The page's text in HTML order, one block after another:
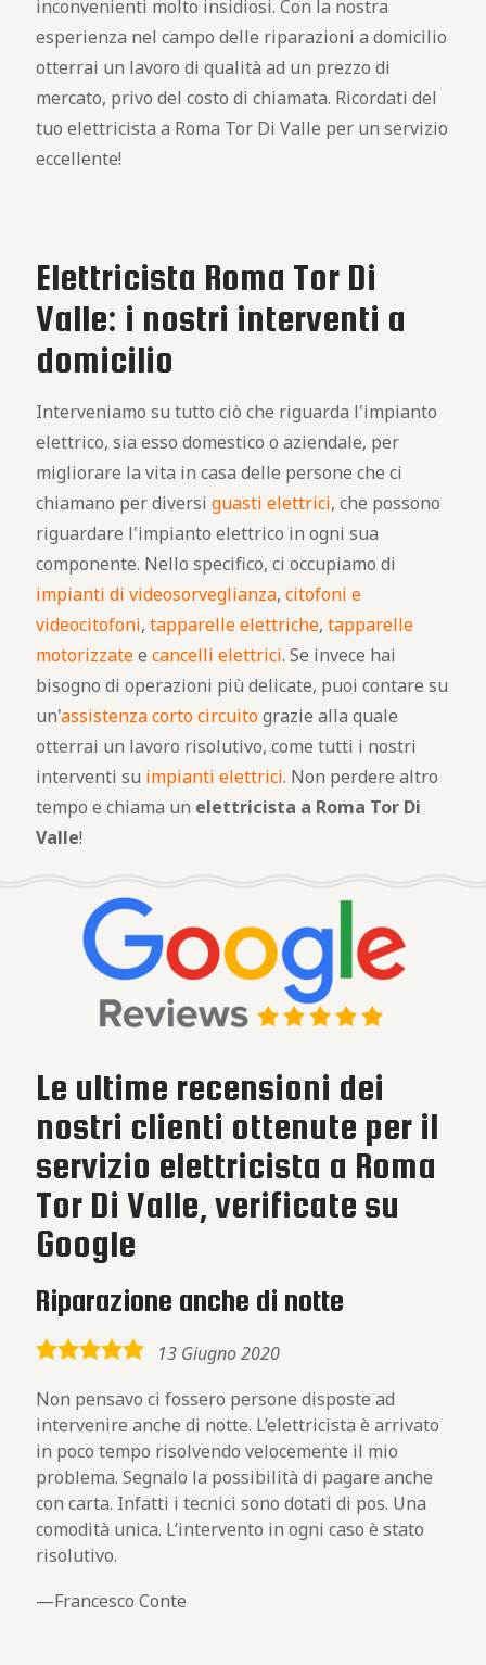
inconvenienti molto insidiosi. Con la nostra
esperienza nel campo delle riparazioni a domicilio
otterrai un lavoro di qualità ad un prezzo di
mercato, privo del costo di chiamata. Ricordati del
tuo elettricista a Roma Tor Di Valle per un servizio
eccellente!
Elettricista Roma Tor Di
Valle: i nostri interventi a
domicilio
Interveniamo su tutto ciò che riguarda l'impianto
elettrico, sia esso domestico o aziendale, per
migliorare la vita in casa delle persone che ci
chiamano per diversi guasti elettrici, che possono
riguardare l'impianto elettrico in ogni sua
componente. Nello specifico, ci occupiamo di
impianti di videosorveglianza, citofoni e
videocitofoni, tapparelle elettriche, tapparelle
motorizzatee cancelli elettrici. Se invece hai
bisogno di operazioni più delicate, puoi contare su
un'assistenza corto circuitograzie alla quale
otterrai un lavoro risolutivo, come tutti i nostri
interventi su impianti elettrici. Non perdere altro
tempo e chiama un elettricista a Roma Tor Di
Valle!
Le ultime recensioni dei
nostri clienti ottenute per il
servizio elettricista a Roma
Tor Di Valle, verificate su
Google
Riparazione anche di notte
5,0
13 Giugno 2020
Non pensavo ci fossero persone disposte ad
intervenire anche di notte. L’elettricista è arrivato
in poco tempo risolvendo velocemente il mio
problema. Segnalo la possibilità di pagare anche
con carta. Infatti i tecnici sono dotati di pos. Una
comodità unica. L’intervento in ogni caso è stato
risolutivo.
Francesco Conte